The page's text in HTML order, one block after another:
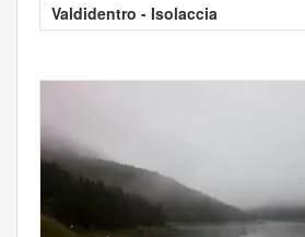
Valdidentro - Isolaccia